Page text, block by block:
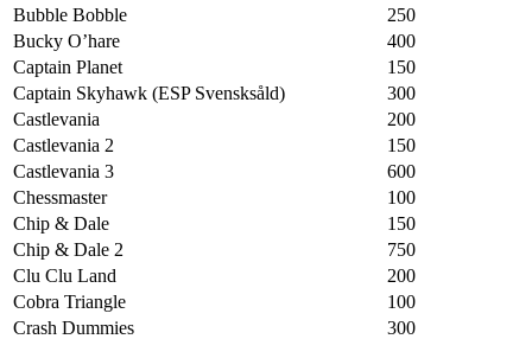
Bubble Bobble
250
Bucky O’hare
400
Captain Planet
150
Captain Skyhawk (ESP Svensksåld)
300
Castlevania
200
Castlevania 2
150
Castlevania 3
600
Chessmaster
100
Chip & Dale
150
Chip & Dale 2
750
Clu Clu Land
200
Cobra Triangle
100
Crash Dummies
300